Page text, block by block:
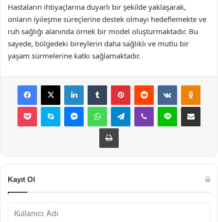
Hastaların ihtiyaçlarına duyarlı bir şekilde yaklaşarak,
onların iyileşme süreçlerine destek olmayı hedeflemekte ve
ruh sağlığı alanında örnek bir model oluşturmaktadır. Bu
sayede, bölgedeki bireylerin daha sağlıklı ve mutlu bir
yaşam sürmelerine katkı sağlamaktadır.
Facebook
X LinkedInTumblr PinterestReddit VKontakte
Pocket Skype MessengerWhatsAppTelegramViber Line E-Posta ile
Yazdır
Kayıt Ol